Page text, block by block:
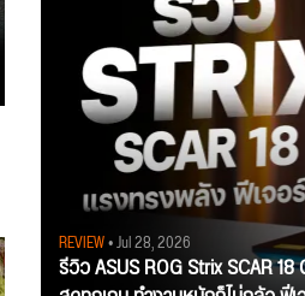
REVIEW• Jul 28, 2026
รีวิว ASUS ROG Strix SCAR